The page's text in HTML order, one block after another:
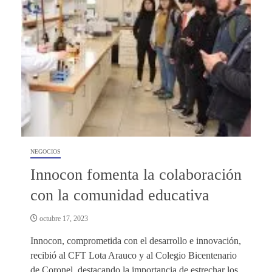
NEGOCIOS
Innocon fomenta la colaboración
con la comunidad educativa
octubre 17, 2023
Innocon, comprometida con el desarrollo e innovación,
recibió al CFT Lota Arauco y al Colegio Bicentenario
de Coronel, destacando la importancia de estrechar los